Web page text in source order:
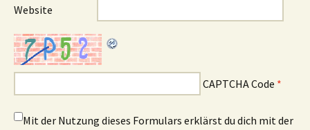
Website
CAPTCHA Code *
Mit der Nutzung dieses Formulars erklärst du dich mit der